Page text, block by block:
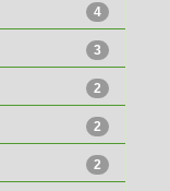
4
3
2
2
2